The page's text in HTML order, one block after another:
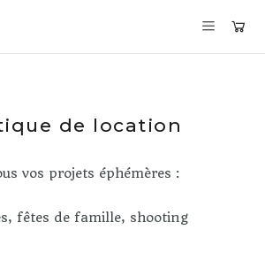
de location
vos projets éphémères :
fêtes de famille, shooting